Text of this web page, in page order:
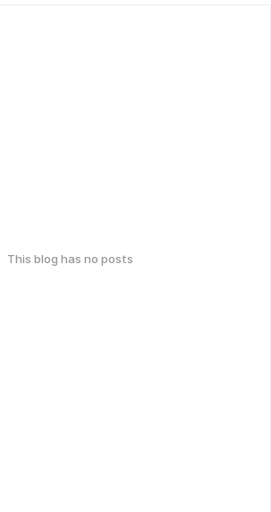
This blog has no posts